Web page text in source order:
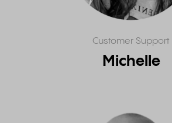
Customer Support
Michelle